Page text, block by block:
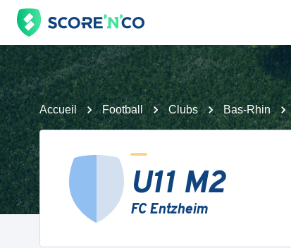
Accueil Football Clubs Bas-Rhin
U11 M2
FC Entzheim